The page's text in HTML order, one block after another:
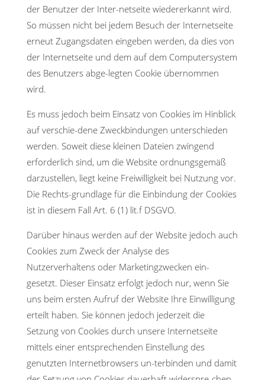
der Benutzer der Inter-netseite wiedererkannt wird.
So müssen nicht bei jedem Besuch der Internetseite
erneut Zugangsdaten eingeben werden, da dies von
der Internetseite und dem auf dem Computersystem
des Benutzers abge-legten Cookie übernommen
wird.
Es muss jedoch beim Einsatz von Cookies im Hinblick
auf verschie-dene Zweckbindungen unterschieden
werden. Soweit diese kleinen Dateien zwingend
erforderlich sind, um die Website ordnungsgemäß
darzustellen, liegt keine Freiwilligkeit bei Nutzung vor.
Die Rechts-grundlage für die Einbindung der Cookies
ist in diesem Fall Art. 6 (1) lit.f DSGVO.
Darüber hinaus werden auf der Website jedoch auch
Cookies zum Zweck der Analyse des
Nutzerverhaltens oder Marketingzwecken ein-
gesetzt. Dieser Einsatz erfolgt jedoch nur, wenn Sie
uns beim ersten Aufruf der Website Ihre Einwilligung
erteilt haben. Sie können jedoch jederzeit die
Setzung von Cookies durch unsere Internetseite
mittels einer entsprechenden Einstellung des
genutzten Internetbrowsers un-terbinden und damit